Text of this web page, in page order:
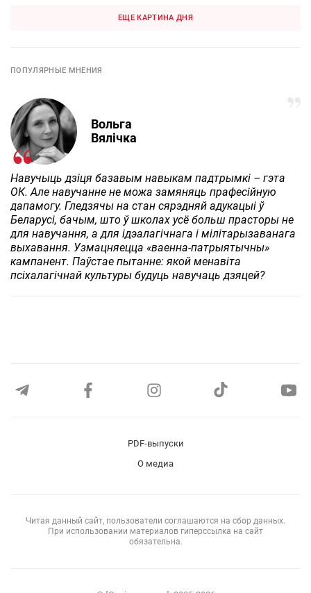
ЕЩЕ КАРТИНА ДНЯ
ПОПУЛЯРНЫЕ МНЕНИЯ
Вольга
Вялічка
Навучыць дзіця базавым навыкам падтрымкі – гэта
ОК. Але навучанне не можа замяняць прафесійную
дапамогу. Гледзячы на стан сярэдняй адукацыі ў
Беларусі, бачым, што ў школах усё больш прасторы не
для навучання, а для ідэалагічнага і мілітарызаванага
выхавання. Узмацняецца «ваенна-патрыятычны»
кампанент. Паўстае пытанне: якой менавіта
псіхалагічнай культуры будуць навучаць дзяцей?
PDF-выпуски
О медиа
Читая данный сайт, пользователи соглашаются на сбор данных.
При использовании материалов гиперссылка на сайт
обязательна.